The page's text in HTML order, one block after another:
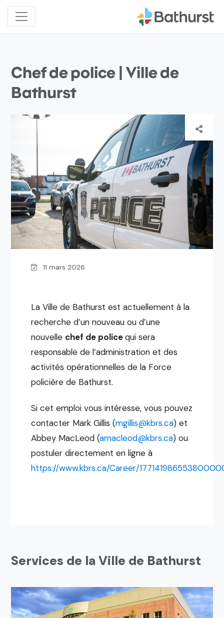
Chef de police | Ville de
Bathurst
11 mars 2026
La Ville de Bathurst est actuellement à la
recherche d’un nouveau ou d’une
nouvelle chef de policequi sera
responsable de l’administration et des
activités opérationnelles de la Force
policière de Bathurst.
Si cet emploi vous intéresse, vous pouvez
contacter Mark Gillis (mgillis@kbrs.ca) et
Abbey MacLeod (amacleod@kbrs.ca) ou
postuler directement en ligne à
https://www.kbrs.ca/Career/
Services de la Ville de Bathurst